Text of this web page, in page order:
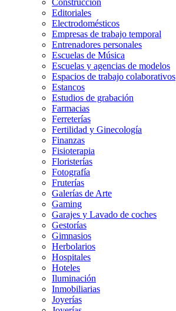
Editoriales
Electrodomésticos
Empresas de trabajo temporal
Entrenadores personales
Escuelas de Música
Escuelas y agencias de modelos
Espacios de trabajo colaborativos
Estancos
Estudios de grabación
Farmacias
Ferreterías
Fertilidad y Ginecología
Finanzas
Fisioterapia
Floristerías
Fotografía
Fruterías
Galerías de Arte
Gaming
Garajes y Lavado de coches
Gestorías
Gimnasios
Herbolarios
Hospitales
Hoteles
Iluminación
Inmobiliarias
Joyerías